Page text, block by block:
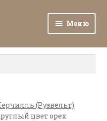
Меню
(Рузвельт)
цвет орех